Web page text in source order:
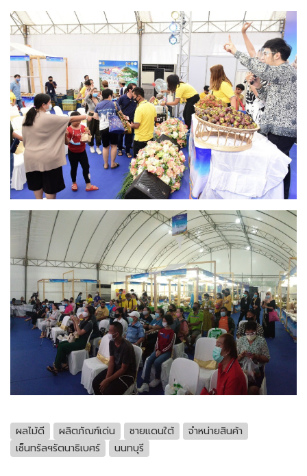
ผลไม้ดี ผลิตภัณฑ์เด่น ชายแดนใต้
จำหน่ายสินค้า
เซ็นทรัลฯรัตนาธิเบศร์
นนทบุรี